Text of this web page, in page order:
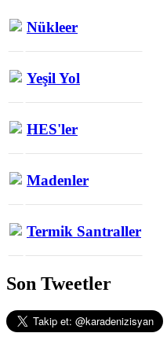
Nükleer
Yeşil Yol
HES'ler
Madenler
Termik Santraller
Son Tweetler